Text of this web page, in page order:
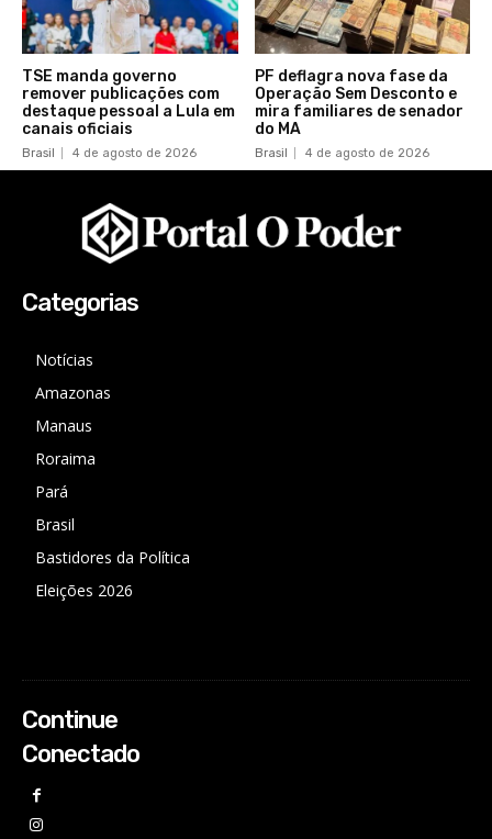
TSE manda governo
remover publicações com
destaque pessoal a Lula em
canais oficiais
Brasil 4 de agosto de 2026
PF deflagra nova fase da
Operação Sem Desconto e
mira familiares de senador
do MA
Brasil 4 de agosto de 2026
Categorias
Notícias
Amazonas
Manaus
Roraima
Pará
Brasil
Bastidores da Política
Eleições 2026
Continue
Conectado